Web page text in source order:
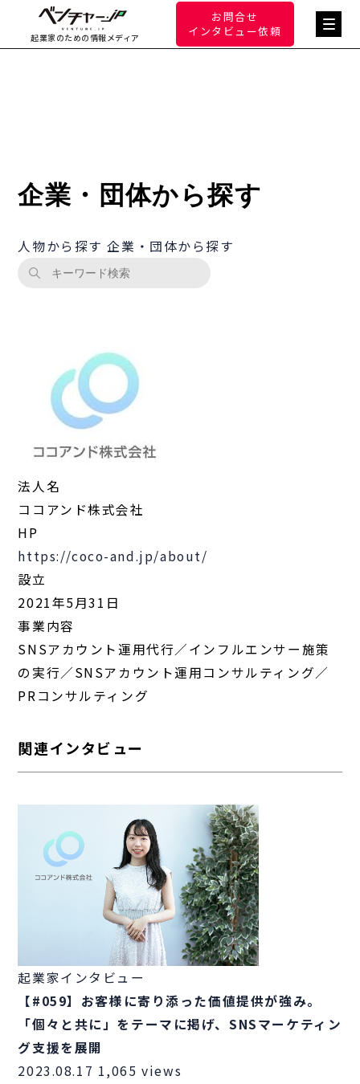
起業家のための情報メディア
お問合せ
インタビュー依頼
企業・団体から探す
人物から探す 企業・団体から探す
法人名
ココアンド株式会社
HP
https://coco-and.jp/about/
設立
2021年5月31日
事業内容
SNSアカウント運用代行／インフルエンサー施策
の実行／SNSアカウント運用コンサルティング／
PRコンサルティング
関連インタビュー
起業家インタビュー
【#059】お客様に寄り添った価値提供が強み。
「個々と共に」をテーマに掲げ、SNSマーケティン
グ支援を展開
2023.08.17 1,065 views